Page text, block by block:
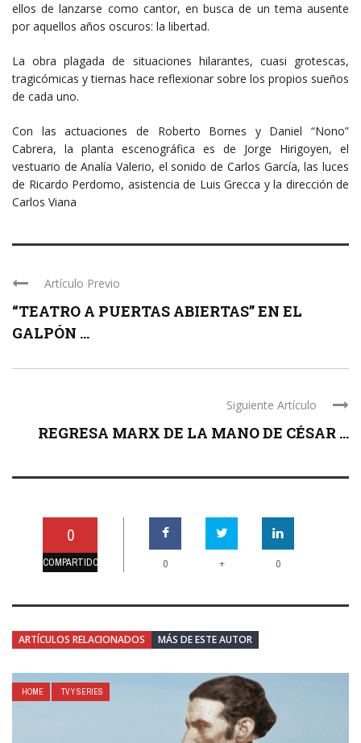
ellos de lanzarse como cantor, en busca de un tema ausente
por aquellos años oscuros: la libertad.
La obra plagada de situaciones hilarantes, cuasi grotescas,
tragicómicas y tiernas hace reflexionar sobre los propios sueños
de cada uno.
Con las actuaciones de Roberto Bornes y Daniel “Nono”
Cabrera, la planta escenográfica es de Jorge Hirigoyen, el
vestuario de Analía Valerio, el sonido de Carlos García, las luces
de Ricardo Perdomo, asistencia de Luis Grecca y la dirección de
Carlos Viana
Artículo Previo
“TEATRO A PUERTAS ABIERTAS” EN EL
GALPÓN ...
Siguiente Artículo
REGRESA MARX DE LA MANO DE CÉSAR ...
0
COMPARTIDO 0 + 0
ARTÍCULOS RELACIONADOS MÁS DE ESTE AUTOR
HOME TV Y SERIES